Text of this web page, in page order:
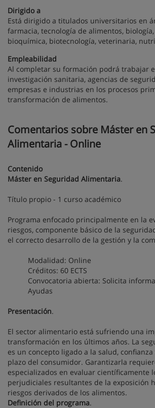
Dirigido a
Está dirigido a titulados universitarios en
farmacia, tecnología de alimentos,
bioquímica, biotecnología, veterinaria,
Empleabilidad
Al completar su formación podrá trabajar
investigación sanitaria, agencias de
empresas e industrias en los procesos
transformación de alimentos.
Comentarios sobre Máster en
Alimentaria - Online
Contenido
Máster en Seguridad Alimentaria.
Título propio - 1 curso académico
Programa enfocado principalmente en la
riesgos, componente básico de la
el correcto desarrollo de la gestión y la
Modalidad: Online
Créditos: 60 ECTS
Convocatoria abierta: Solicita
Ayudas
Presentación.
El sector alimentario está sufriendo una
transformación en los últimos años. La
es un concepto ligado a la salud,
plazo del consumidor. Garantizarla
especializados en evaluar científicamente
perjudiciales resultantes de la exposición
riesgos derivados de los alimentos.
Definición del programa.